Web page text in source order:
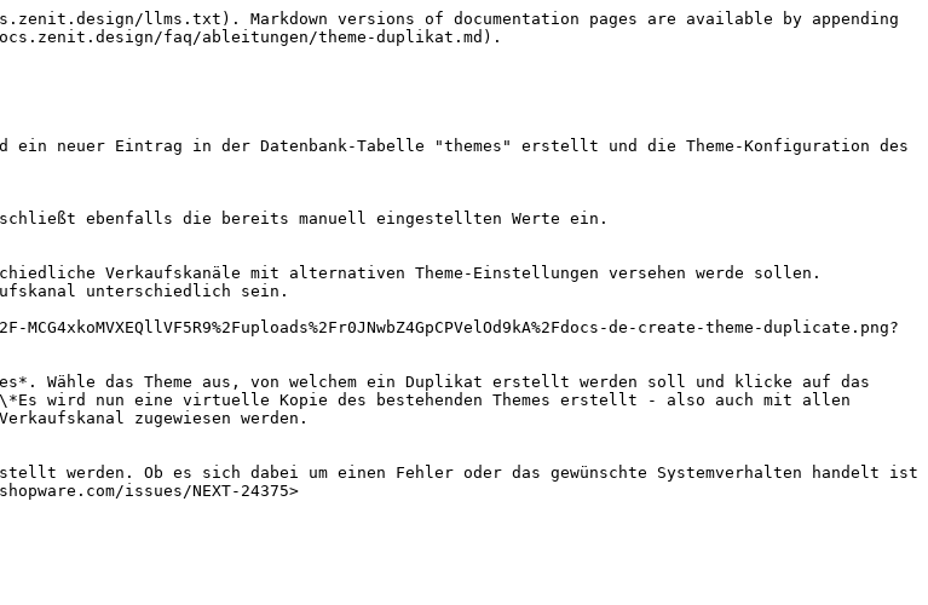
llms.txt). Markdown versions of documentation pages are available by appending
faq/ableitungen/theme-duplikat.md).
neuer Eintrag in der Datenbank-Tabelle "themes" erstellt und die Theme-Konfiguration des
schließt ebenfalls die bereits manuell eingestellten Werte ein.
Verkaufskanäle mit alternativen Theme-Einstellungen versehen werde sollen.
unterschiedlich sein.
de-create-theme-duplicate.png?
Wähle das Theme aus, von welchem ein Duplikat erstellt werden soll und klicke auf das
wird nun eine virtuelle Kopie des bestehenden Themes erstellt - also auch mit allen
zugewiesen werden.
werden. Ob es sich dabei um einen Fehler oder das gewünschte Systemverhalten handelt ist
issues/NEXT-24375>